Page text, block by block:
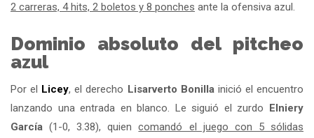
2 carreras, 4 hits, 2 boletos y 8 ponches ante la ofensiva azul.
Dominio absoluto del pitcheo
azul
Por el Licey, el derecho Lisarverto Bonilla inició el encuentro
lanzando una entrada en blanco. Le siguió el zurdo Elniery
García (1-0, 3.38), quiencomandó el juego con 5 sólidas